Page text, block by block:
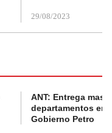
29/08/2023
ANT: Entrega
departamentos en
Gobierno Petro